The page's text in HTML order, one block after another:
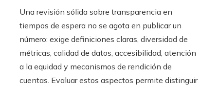
Una revisión sólida sobre transparencia en
tiempos de espera no se agota en publicar un
número: exige definiciones claras, diversidad de
métricas, calidad de datos, accesibilidad, atención
a la equidad y mecanismos de rendición de
cuentas. Evaluar estos aspectos permite distinguir